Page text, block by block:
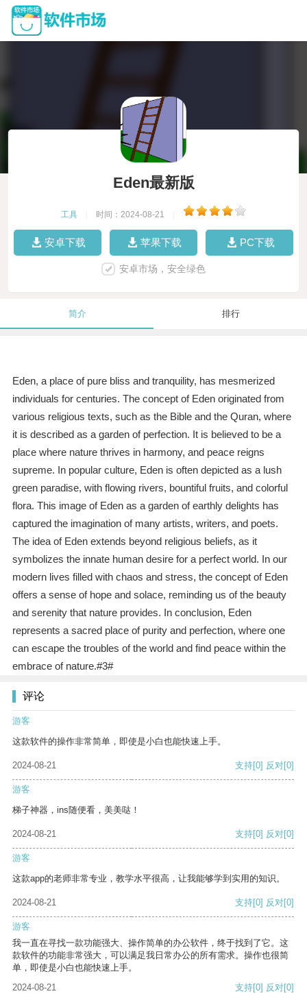
Eden最新版
工具 时间：2024-08-21
安卓下载 苹果下载 PC下载
安卓市场，安全绿色
简介 排行
Eden, a place of pure bliss and tranquility, has mesmerized
individuals for centuries. The concept of Eden originated from
various religious texts, such as the Bible and the Quran, where
it is described as a garden of perfection. It is believed to be a
place where nature thrives in harmony, and peace reigns
supreme. In popular culture, Eden is often depicted as a lush
green paradise, with flowing rivers, bountiful fruits, and colorful
flora. This image of Eden as a garden of earthly delights has
captured the imagination of many artists, writers, and poets.
The idea of Eden extends beyond religious beliefs, as it
symbolizes the innate human desire for a perfect world. In our
modern lives filled with chaos and stress, the concept of Eden
offers a sense of hope and solace, reminding us of the beauty
and serenity that nature provides. In conclusion, Eden
represents a sacred place of purity and perfection, where one
can escape the troubles of the world and find peace within the
embrace of nature.#3#
评论
游客
这款软件的操作非常简单，即使是小白也能快速上手。
2024-08-21 支持[0] 反对[0]
游客
梯子神器，ins随便看，美美哒！
2024-08-21 支持[0] 反对[0]
游客
这款app的老师非常专业，教学水平很高，让我能够学到实用的知识。
2024-08-21 支持[0] 反对[0]
游客
我一直在寻找一款功能强大、操作简单的办公软件，终于找到了它。这
款软件的功能非常强大，可以满足我日常办公的所有需求。操作也很简
单，即使是小白也能快速上手。
2024-08-21
支持[0] 反对[0]